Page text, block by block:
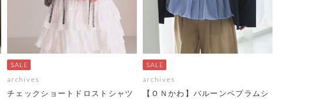
archives
チェックショートドロストシャツ
archives
【ＯＮかわ】バルーンペプラムシ